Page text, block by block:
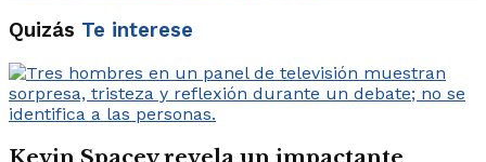
Quizás Te interese
Kevin Spacey revela un impactante